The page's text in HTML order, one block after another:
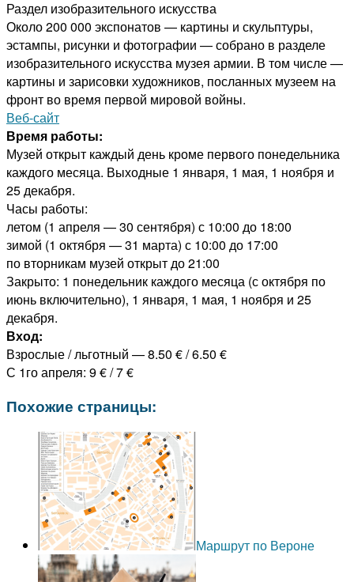
Раздел изобразительного искусства
Около 200 000 экспонатов — картины и скульптуры,
эстампы, рисунки и фотографии — собрано в разделе
изобразительного искусства музея армии. В том числе —
картины и зарисовки художников, посланных музеем на
фронт во время первой мировой войны.
Веб-сайт
Время работы:
Музей открыт каждый день кроме первого понедельника
каждого месяца. Выходные 1 января, 1 мая, 1 ноября и
25 декабря.
Часы работы:
летом (1 апреля — 30 сентября) с 10:00 до 18:00
зимой (1 октября — 31 марта) с 10:00 до 17:00
по вторникам музей открыт до 21:00
Закрыто: 1 понедельник каждого месяца (с октября по
июнь включительно), 1 января, 1 мая, 1 ноября и 25
декабря.
Вход:
Взрослые / льготный — 8.50 € / 6.50 €
С 1го апреля: 9 € / 7 €
Похожие страницы:
Маршрут по Вероне